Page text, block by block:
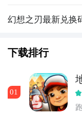
幻想之刃最新兑换
下载排行
01